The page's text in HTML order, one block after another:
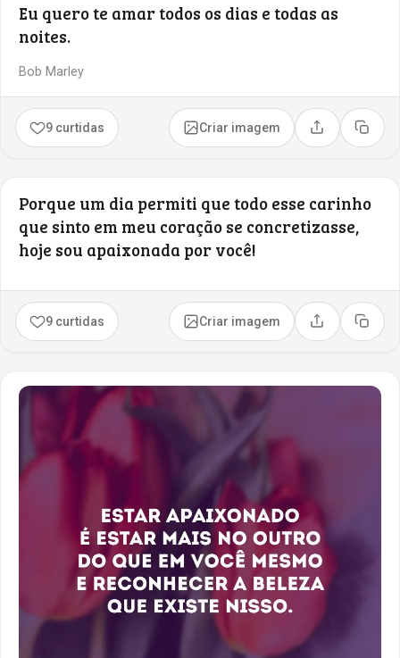
Eu quero te amar todos os dias e todas as
noites.
Bob Marley
9 curtidas Criar imagem Compartilhar
Copiar
Porque um dia permiti que todo esse carinho
que sinto em meu coração se concretizasse,
hoje sou apaixonada por você!
9 curtidas Criar imagem Compartilhar
Copiar